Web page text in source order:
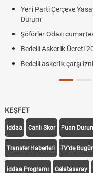
Yeni Parti Çerçeve
Durum
Şöförler Odası
Bedelli Askerlik Ücreti
Bedelli askerlik çarşı
KEŞFET
iddaa Canlı Skor Puan
Transfer Haberleri TV'de
iddaa Programı Galatasaray